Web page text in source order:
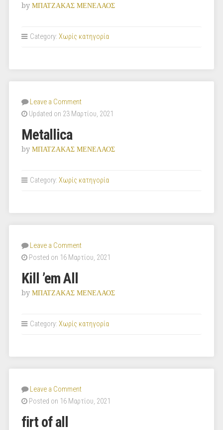
by ΜΠΑΤΖΑΚΑΣ ΜΕΝΕΛΑΟΣ
Category: Χωρίς κατηγορία
Leave a Comment
Updated on 23 Μαρτίου, 2021
Metallica
by ΜΠΑΤΖΑΚΑΣ ΜΕΝΕΛΑΟΣ
Category: Χωρίς κατηγορία
Leave a Comment
Posted on 16 Μαρτίου, 2021
Kill ’em All
by ΜΠΑΤΖΑΚΑΣ ΜΕΝΕΛΑΟΣ
Category: Χωρίς κατηγορία
Leave a Comment
Posted on 16 Μαρτίου, 2021
firt of all